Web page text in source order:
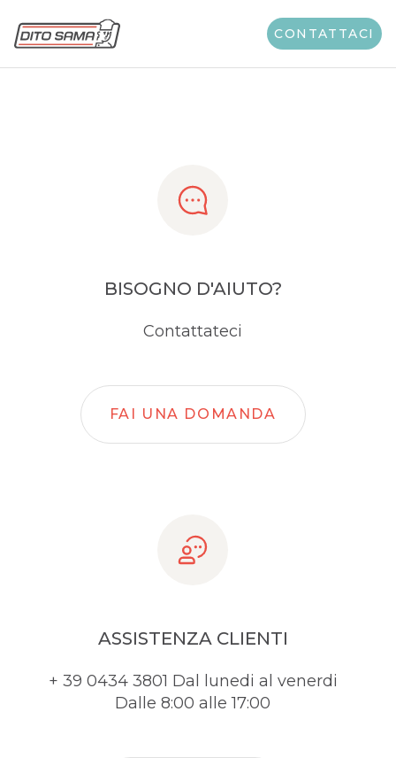
CONTATTACI
Share
BISOGNO D'AIUTO?
Contattateci
FAI UNA DOMANDA
ASSISTENZA CLIENTI
+ 39 0434 3801 Dal lunedi al venerdi
Dalle 8:00 alle 17:00